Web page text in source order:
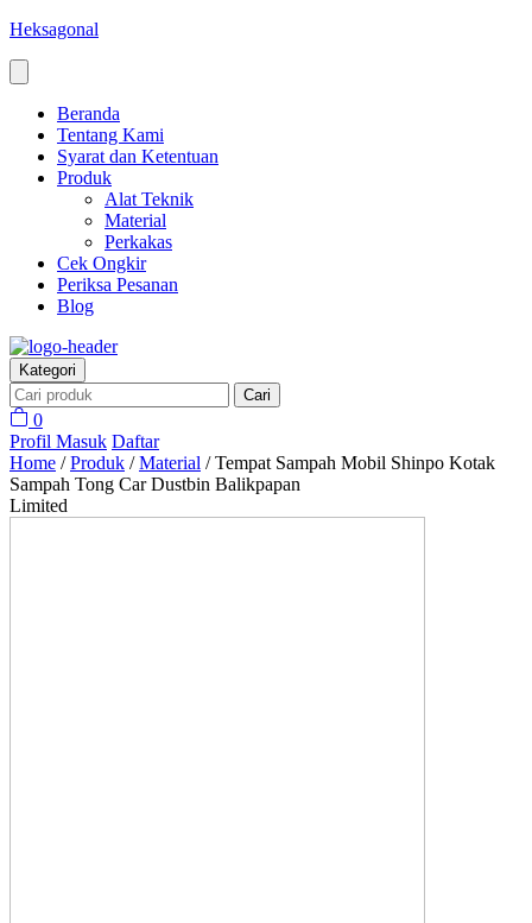
Heksagonal
Beranda
Tentang Kami
Syarat dan Ketentuan
Produk
Alat Teknik
Material
Perkakas
Cek Ongkir
Periksa Pesanan
Blog
Kategori
Cari
0
Profil Masuk Daftar
Home /Produk /Material /Tempat Sampah Mobil Shinpo Kotak
Sampah Tong Car Dustbin Balikpapan
Limited